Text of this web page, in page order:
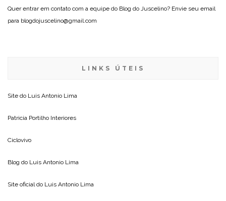
Quer entrar em contato com a equipe do Blog do Juscelino? Envie seu email
para blogdojuscelino@gmail.com
LINKS ÚTEIS
Site do Luis Antonio Lima
Patricia Portilho Interiores
Ciclovivo
Blog do Luis Antonio Lima
Site oficial do Luis Antonio Lima